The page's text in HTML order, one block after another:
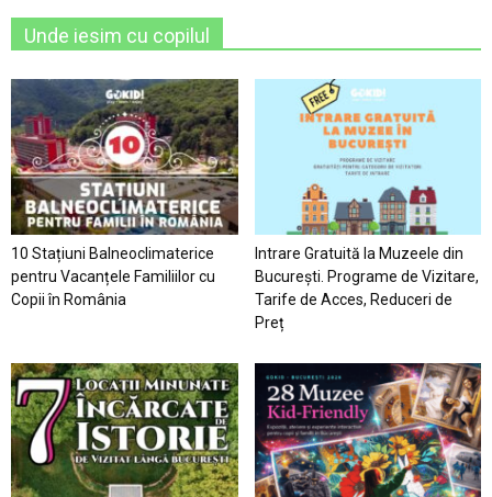
Unde iesim cu copilul
10 Stațiuni Balneoclimaterice
pentru Vacanțele Familiilor cu
Copii în România
Intrare Gratuită la Muzeele din
București. Programe de Vizitare,
Tarife de Acces, Reduceri de
Preț